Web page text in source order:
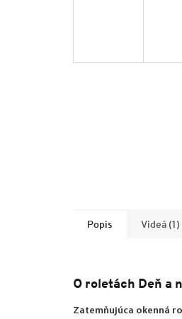
Popis Videá (1)
O roletách Deň a
Zatemňujúca okenná